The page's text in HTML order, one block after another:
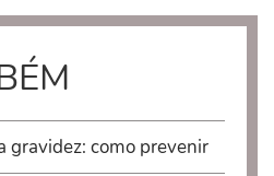
gravidez: como prevenir